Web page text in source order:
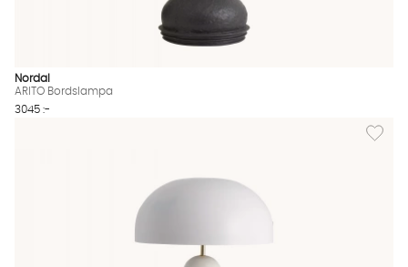
Nordal
ARITO Bordslampa
3045 :-
Lägg